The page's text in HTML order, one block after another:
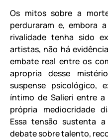
Os mitos sobre a
perduraram e, embora
rivalidade tenha sido
artistas, não há
embate real entre os
apropria desse
suspense psicológico,
íntimo de Salieri entre
própria mediocridade
Essa tensão sustenta
debate sobre talento,